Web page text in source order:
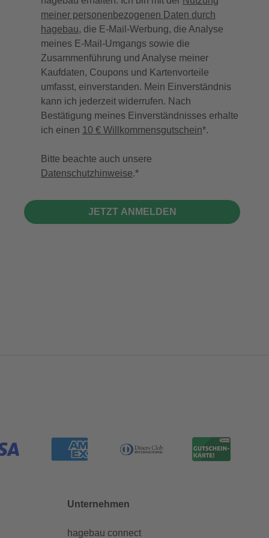
meiner personenbezogenen Daten durch
hagebau, die E-Mail-Werbung, die Analyse
meines E-Mail-Umgangs sowie die
Zusammenführung und Analyse meiner
Kaufdaten, Coupons und Kartenvorteile
umfasst, einverstanden. Mein Einverständnis
kann ich jederzeit widerrufen. Nach
Bestätigung meines Einverständnisses erhalte
ich einen 10 € Willkommensgutschein*.
Bitte beachte auch unsere
Datenschutzhinweise.
JETZT ANMELDEN
Unternehmen
hagebau connect